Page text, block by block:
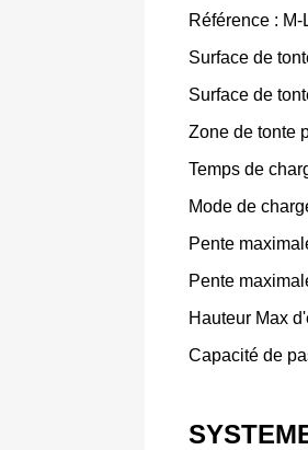
Référence :
Surface de
Surface de
Zone de tonte
Temps de
Mode de
Pente
Pente
Hauteur Max
Capacité de